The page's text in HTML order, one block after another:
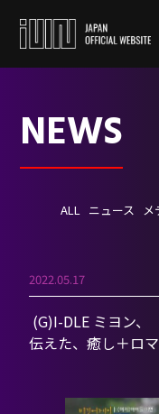
NEWS
ALL ニュース メ
2022.05.17
(G)I-DLE ミヨン、
伝えた、癒し＋ロ